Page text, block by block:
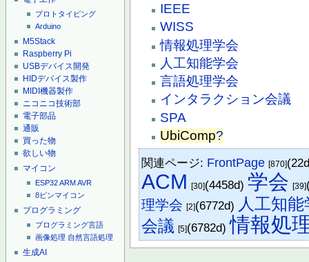
プロトタイピング
Arduino
M5Stack
Raspberry Pi
USBデバイス開発
HIDデバイス製作
MIDI機器製作
ニコニコ技術部
電子部品
通販
買った物
欲しい物
マイコン
ESP32ARMAVR
8ピンマイコン
プログラミング
プログラミング言語
画像処理 自然言語処理
生成AI
IEEE
WISS
情報処理学会
人工知能学会
言語処理学会
インタラクション会議
SPA
UbiComp?
関連ページ: FrontPage [870]
ACM [30](4458d) 学会 [39]
理学会 [2](6772d) 人工知
会議 [5](6782d)情報処